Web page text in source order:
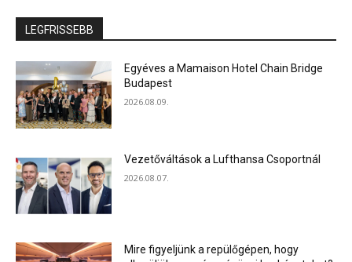
LEGFRISSEBB
Egyéves a Mamaison Hotel Chain Bridge
Budapest
2026.08.09.
Vezetőváltások a Lufthansa Csoportnál
2026.08.07.
Mire figyeljünk a repülőgépen, hogy